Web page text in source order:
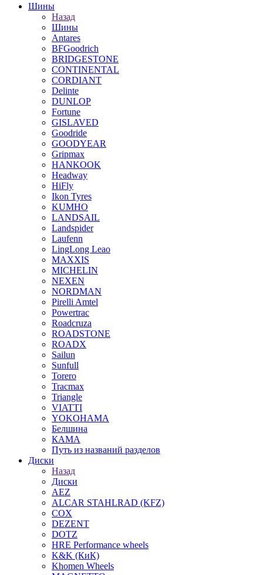
Шины
Назад
Шины
Antares
BFGoodrich
BRIDGESTONE
CONTINENTAL
CORDIANT
Delinte
DUNLOP
Fortune
GISLAVED
Goodride
GOODYEAR
Gripmax
HANKOOK
Headway
HiFly
Ikon Tyres
KUMHO
LANDSAIL
Landspider
Laufenn
LingLong Leao
MAXXIS
MICHELIN
NEXEN
NORDMAN
Pirelli Amtel
Powertrac
Roadcruza
ROADSTONE
ROADX
Sailun
Sunfull
Torero
Tracmax
Triangle
VIATTI
YOKOHAMA
Белшина
КАМА
Путь из названий разделов
Диски
Назад
Диски
AEZ
ALCAR STAHLRAD (KFZ)
COX
DEZENT
DOTZ
HRE Performance wheels
K&K (КиК)
Khomen Wheels